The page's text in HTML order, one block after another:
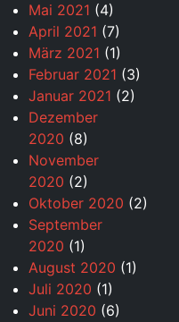
Mai 2021 (4)
April 2021 (7)
März 2021 (1)
Februar 2021 (3)
Januar 2021 (2)
Dezember
2020 (8)
November
2020 (2)
Oktober 2020 (2)
September
2020 (1)
August 2020 (1)
Juli 2020 (1)
Juni 2020 (6)